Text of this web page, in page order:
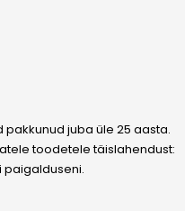
pakkunud juba üle 25 aasta.
toodetele täislahendust:
paigalduseni.